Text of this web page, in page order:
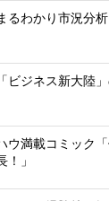
るわかり市況分析
ビジネス新大陸
ウ満載コミック
！」